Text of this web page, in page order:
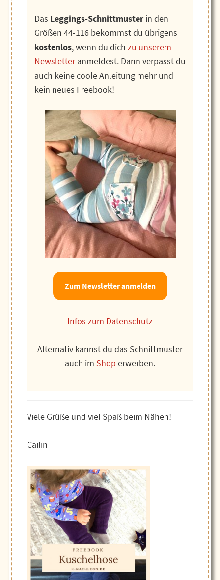
Das Leggings-Schnittmusterin den
Größen 44-116 bekommst du übrigens
kostenlos, wenn du dich zu unserem
Newsletteranmeldest. Dann verpasst du
auch keine coole Anleitung mehr und
kein neues Freebook!
Zum Newsletter anmelden
Infos zum Datenschutz
Alternativ kannst du das Schnittmuster
auch im Shop erwerben.
Viele Grüße und viel Spaß beim Nähen!
Cailin